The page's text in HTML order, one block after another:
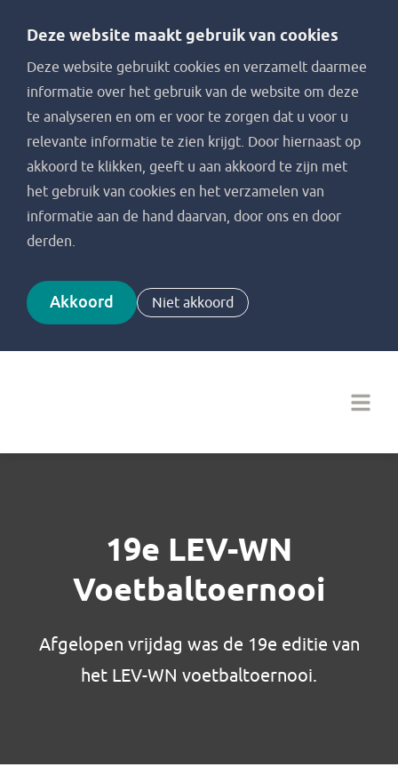
Deze website maakt gebruik van cookies
Deze website gebruikt cookies en verzamelt daarmee
informatie over het gebruik van de website om deze
te analyseren en om er voor te zorgen dat u voor u
relevante informatie te zien krijgt. Door hiernaast op
akkoord te klikken, geeft u aan akkoord te zijn met
het gebruik van cookies en het verzamelen van
informatie aan de hand daarvan, door ons en door
derden.
Akkoord Niet akkoord
19e LEV-WN
Voetbaltoernooi
Afgelopen vrijdag was de 19e editie van
het LEV-WN voetbaltoernooi.